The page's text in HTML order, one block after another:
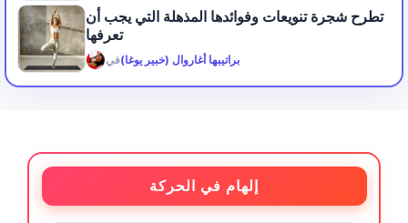
تطرح شجرة تنويعات وفوائدها المذهلة التي يجب أن
تعرفها
فيبراتيبها أغاروال (خبير يوغا)
إلهام في الحركة